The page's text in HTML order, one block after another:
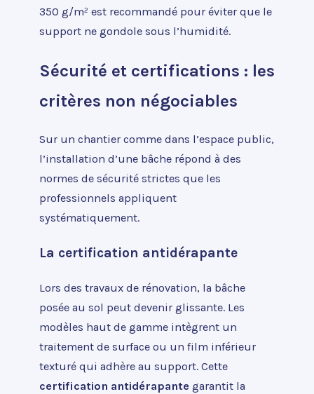
350 g/m² est recommandé pour éviter que le
support ne gondole sous l’humidité.
Sécurité et certifications : les
critères non négociables
Sur un chantier comme dans l’espace public,
l’installation d’une bâche répond à des
normes de sécurité strictes que les
professionnels appliquent
systématiquement.
La certification antidérapante
Lors des travaux de rénovation, la bâche
posée au sol peut devenir glissante. Les
modèles haut de gamme intègrent un
traitement de surface ou un film inférieur
texturé qui adhère au support. Cette
certification antidérapante garantit la